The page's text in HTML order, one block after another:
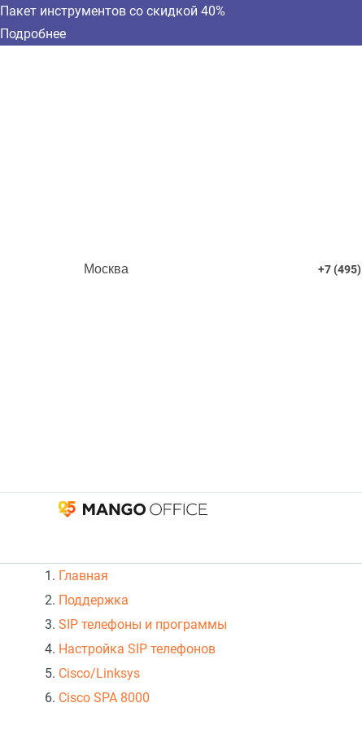
Пакет инструментов со скидкой 40%
Подробнее
Москва +7 (495)
Главная
Поддержка
SIP телефоны и программы
Настройка SIP телефонов
Cisco/Linksys
Cisco SPA 8000